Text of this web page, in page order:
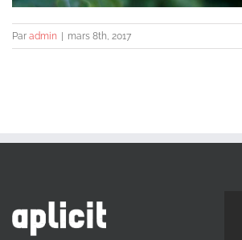
Par admin | mars 8th, 2017